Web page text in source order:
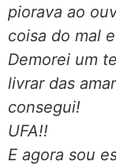
piorava ao
coisa do mal
Demorei um
livrar das
consegui!
UFA!!
E agora sou